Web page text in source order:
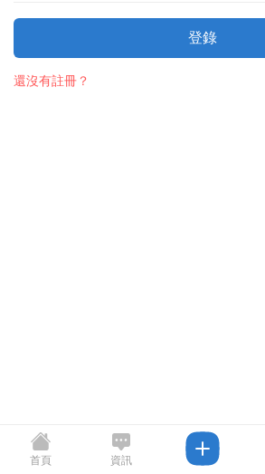
登錄
還沒有註冊？
首頁 資訊